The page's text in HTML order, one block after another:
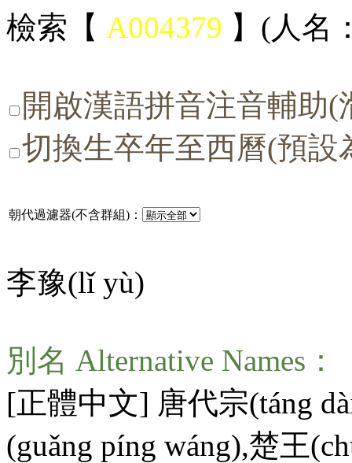
檢索【 A004379 】(人名
開啟漢語拼音注音輔助
切換生卒年至西曆(預設
朝代過濾器(不含群組)：
李豫(lǐ yù)
別名 Alternative Names：
[正體中文] 唐代宗(táng
(guǎng píng wáng),楚王(